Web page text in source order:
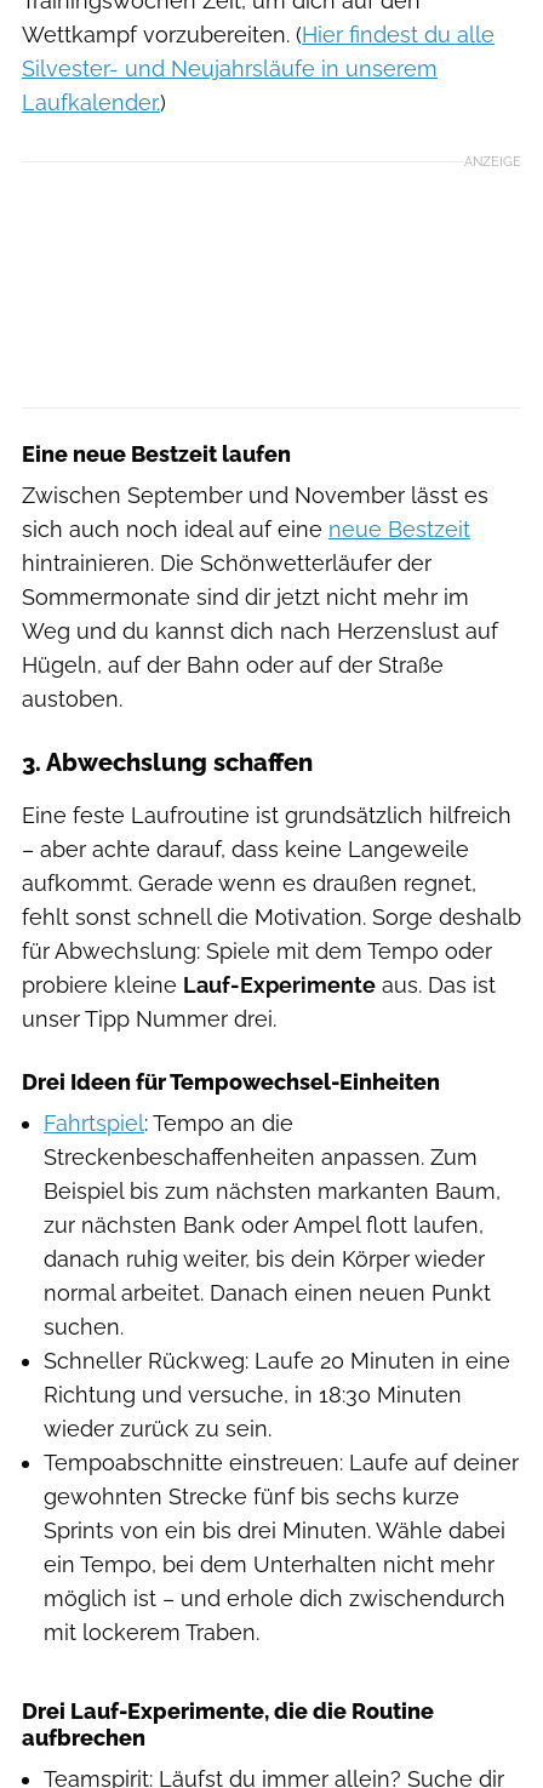
Wettkampf vorzubereiten. (Hier findest du alle
Silvester- und Neujahrsläufe in unserem
Laufkalender.)
ANZEIGE
Eine neue Bestzeit laufen
Zwischen September und November lässt es
sich auch noch ideal auf eine neue Bestzeit
hintrainieren. Die Schönwetterläufer der
Sommermonate sind dir jetzt nicht mehr im
Weg und du kannst dich nach Herzenslust auf
Hügeln, auf der Bahn oder auf der Straße
austoben.
3. Abwechslung schaffen
Eine feste Laufroutine ist grundsätzlich hilfreich
– aber achte darauf, dass keine Langeweile
aufkommt. Gerade wenn es draußen regnet,
fehlt sonst schnell die Motivation. Sorge deshalb
für Abwechslung: Spiele mit dem Tempo oder
probiere kleine Lauf-Experimente aus. Das ist
unser Tipp Nummer drei.
Drei Ideen für Tempowechsel-Einheiten
Fahrtspiel: Tempo an die
Streckenbeschaffenheiten anpassen. Zum
Beispiel bis zum nächsten markanten Baum,
zur nächsten Bank oder Ampel flott laufen,
danach ruhig weiter, bis dein Körper wieder
normal arbeitet. Danach einen neuen Punkt
suchen.
Schneller Rückweg: Laufe 20 Minuten in eine
Richtung und versuche, in 18:30 Minuten
wieder zurück zu sein.
Tempoabschnitte einstreuen: Laufe auf deiner
gewohnten Strecke fünf bis sechs kurze
Sprints von ein bis drei Minuten. Wähle dabei
ein Tempo, bei dem Unterhalten nicht mehr
möglich ist – und erhole dich zwischendurch
mit lockerem Traben.
Drei Lauf-Experimente, die die Routine
aufbrechen
Teamspirit: Läufst du immer allein? Suche dir